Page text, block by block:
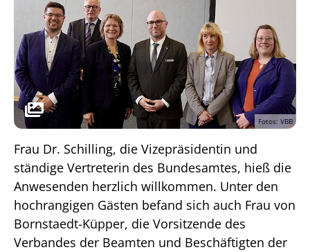
Fotos: VBB
Frau Dr. Schilling, die Vizepräsidentin und
ständige Vertreterin des Bundesamtes, hieß die
Anwesenden herzlich willkommen. Unter den
hochrangigen Gästen befand sich auch Frau von
Bornstaedt-Küpper, die Vorsitzende des
Verbandes der Beamten und Beschäftigten der